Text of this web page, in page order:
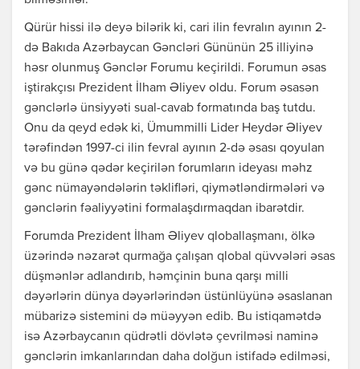
Qürür hissi ilə deyə bilərik ki, cari ilin fevralın ayının 2-
də Bakıda Azərbaycan Gəncləri Gününün 25 illiyinə
həsr olunmuş Gənclər Forumu keçirildi. Forumun əsas
iştirakçısı Prezident İlham Əliyev oldu. Forum əsasən
gənclərlə ünsiyyəti sual-cavab formatında baş tutdu.
Onu da qeyd edək ki, Ümummilli Lider Heydər Əliyev
tərəfindən 1997-ci ilin fevral ayının 2-də əsası qoyulan
və bu günə qədər keçirilən forumların ideyası məhz
gənc nümayəndələrin təklifləri, qiymətləndirmələri və
gənclərin fəaliyyətini formalaşdırmaqdan ibarətdir.
Forumda Prezident İlham Əliyev qloballaşmanı, ölkə
üzərində nəzarət qurmağa çalışan qlobal qüvvələri əsas
düşmənlər adlandırıb, həmçinin buna qarşı milli
dəyərlərin dünya dəyərlərindən üstünlüyünə əsaslanan
mübarizə sistemini də müəyyən edib. Bu istiqamətdə
isə Azərbaycanın qüdrətli dövlətə çevrilməsi naminə
gənclərin imkanlarından daha dolğun istifadə edilməsi,